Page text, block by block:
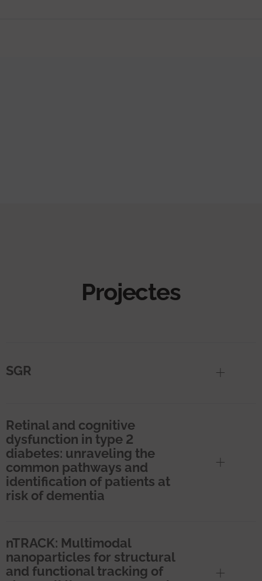
Projectes
SGR
Retinal and cognitive
dysfunction in type 2
diabetes: unraveling the
common pathways and
identification of patients at
risk of dementia
nTRACK: Multimodal
nanoparticles for structural
and functional tracking of